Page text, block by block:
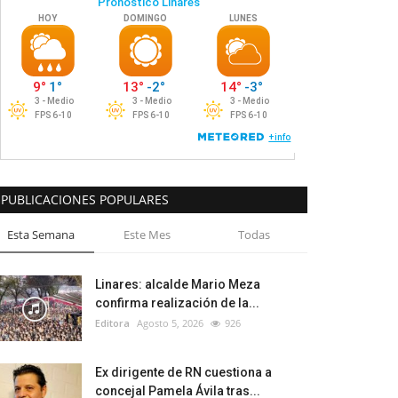
PUBLICACIONES POPULARES
Esta Semana Este Mes Todas
Linares: alcalde Mario Meza
confirma realización de la...
Editora Agosto 5, 2026 926
Ex dirigente de RN cuestiona a
concejal Pamela Ávila tras...